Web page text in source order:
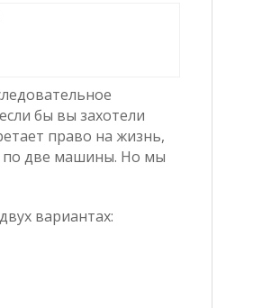
бы вы захотели
право на жизнь,
по две машины. Но мы
вариантах: